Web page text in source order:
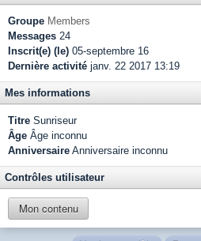
Groupe Members
Messages 24
Inscrit(e) (le) 05-septembre 16
Dernière activité janv. 22 2017 13:19
Mes informations
Titre Sunriseur
Âge Âge inconnu
Anniversaire Anniversaire inconnu
Contrôles utilisateur
Mon contenu